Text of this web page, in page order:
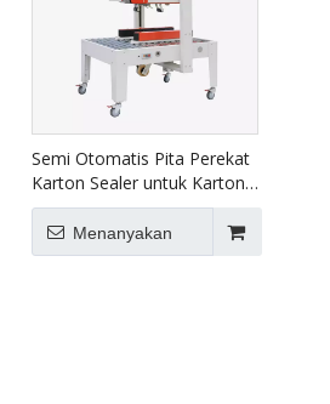
Semi Otomatis Pita Perekat
Karton Sealer untuk Karton
Besar FXJ-8070B
Menanyakan